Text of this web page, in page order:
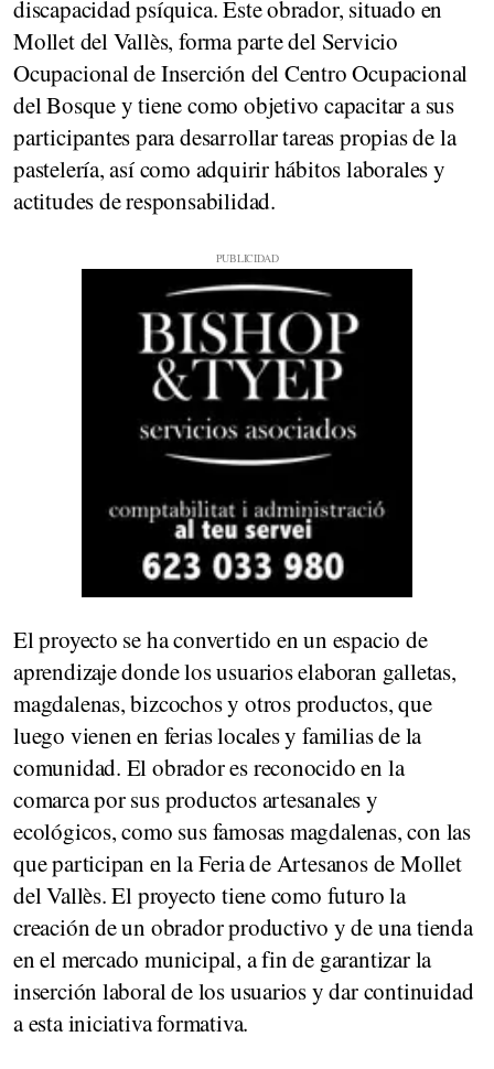
discapacidad psíquica. Este obrador, situado en
Mollet del Vallès, forma parte del Servicio
Ocupacional de Inserción del Centro Ocupacional
del Bosque y tiene como objetivo capacitar a sus
participantes para desarrollar tareas propias de la
pastelería, así como adquirir hábitos laborales y
actitudes de responsabilidad.
El proyecto se ha convertido en un espacio de
aprendizaje donde los usuarios elaboran galletas,
magdalenas, bizcochos y otros productos, que
luego vienen en ferias locales y familias de la
comunidad. El obrador es reconocido en la
comarca por sus productos artesanales y
ecológicos, como sus famosas magdalenas, con las
que participan en la Feria de Artesanos de Mollet
del Vallès. El proyecto tiene como futuro la
creación de un obrador productivo y de una tienda
en el mercado municipal, a fin de garantizar la
inserción laboral de los usuarios y dar continuidad
a esta iniciativa formativa.